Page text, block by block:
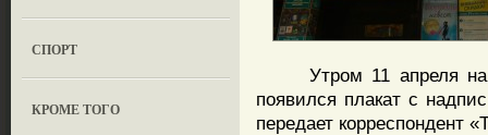
СПОРТ
КРОМЕ ТОГО
Утром 11 апреля на
появился плакат с
передает корреспондент